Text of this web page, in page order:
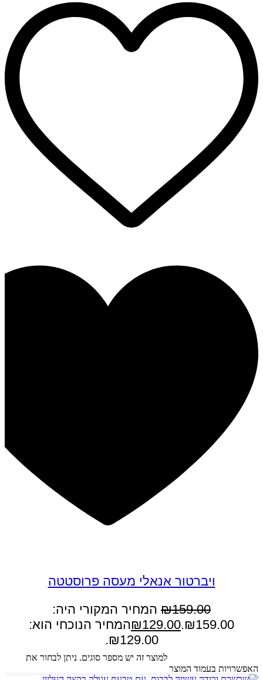
ויברטור אנאלי מעסה פרוסטטה
₪159.00
המחיר המקורי היה:
₪159.00.
₪129.00
המחיר הנוכחי הוא:
₪129.00.
למוצר זה יש מספר סוגים. ניתן לבחור את
האפשרויות בעמוד המוצר